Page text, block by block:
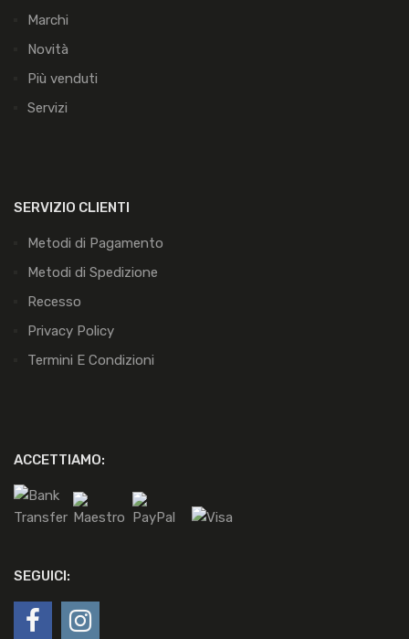
Marchi
Novità
Più venduti
Servizi
SERVIZIO CLIENTI
Metodi di Pagamento
Metodi di Spedizione
Recesso
Privacy Policy
Termini E Condizioni
ACCETTIAMO:
SEGUICI: